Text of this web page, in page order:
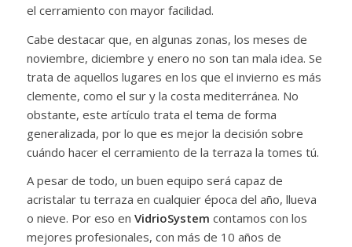
el cerramiento con mayor facilidad.
Cabe destacar que, en algunas zonas, los meses de
noviembre, diciembre y enero no son tan mala idea. Se
trata de aquellos lugares en los que el invierno es más
clemente, como el sur y la costa mediterránea. No
obstante, este artículo trata el tema de forma
generalizada, por lo que es mejor la decisión sobre
cuándo hacer el cerramiento de la terraza la tomes tú.
A pesar de todo, un buen equipo será capaz de
acristalar tu terraza en cualquier época del año, llueva
o nieve. Por eso en VidrioSystem contamos con los
mejores profesionales, con más de 10 años de